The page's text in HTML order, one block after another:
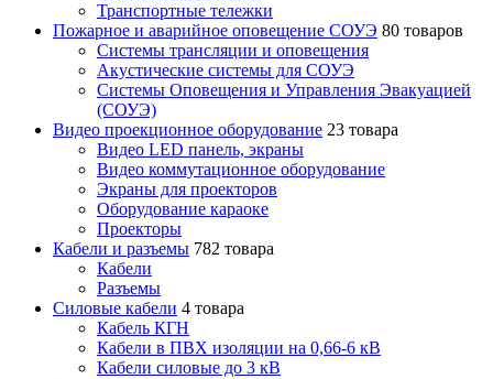
Транспортные тележки
Пожарное и аварийное оповещение СОУЭ 80 товаров
Cистемы трансляции и оповещения
Акустические системы для СОУЭ
Системы Оповещения и Управления Эвакуацией
(СОУЭ)
Видео проекционное оборудование 23 товара
Видео LED панель, экраны
Видео коммутационное оборудование
Экраны для проекторов
Оборудование караоке
Проекторы
Кабели и разъемы 782 товара
Кабели
Разъемы
Силовые кабели 4 товара
Кабель КГН
Кабели в ПВХ изоляции на 0,66-6 кВ
Кабели силовые до 3 кВ